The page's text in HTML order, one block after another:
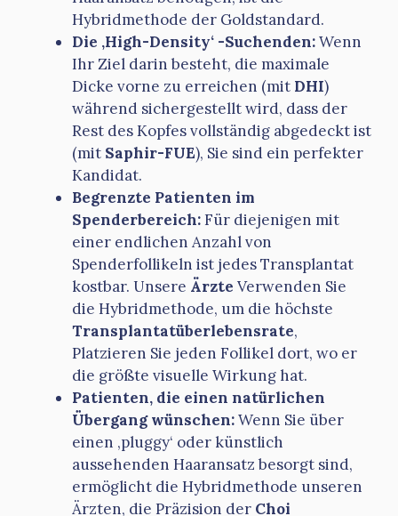
Hybridmethode der Goldstandard.
Die ‚High-Density‘ -Suchenden:Wenn
Ihr Ziel darin besteht, die maximale
Dicke vorne zu erreichen (mit DHI)
während sichergestellt wird, dass der
Rest des Kopfes vollständig abgedeckt ist
(mit Saphir-FUE), Sie sind ein perfekter
Kandidat.
Begrenzte Patienten im
Spenderbereich:Für diejenigen mit
einer endlichen Anzahl von
Spenderfollikeln ist jedes Transplantat
kostbar. Unsere Ärzte Verwenden Sie
die Hybridmethode, um die höchste
Transplantatüberlebensrate,
Platzieren Sie jeden Follikel dort, wo er
die größte visuelle Wirkung hat.
Patienten, die einen natürlichen
Übergang wünschen:Wenn Sie über
einen ‚pluggy‘ oder künstlich
aussehenden Haaransatz besorgt sind,
ermöglicht die Hybridmethode unseren
Ärzten, die Präzision der Choi